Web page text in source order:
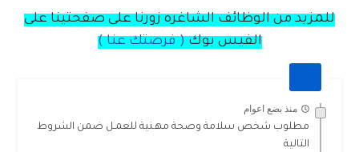
للمزيد من الوظائف الشاغره زورنا على صفحتينا على
الفيس بوك ( فرصتك عنا )
منذ بضع اعوام
مطلوب شخص سلامة وصحة مهـنية للعمـل ضمن الشروط
التالية